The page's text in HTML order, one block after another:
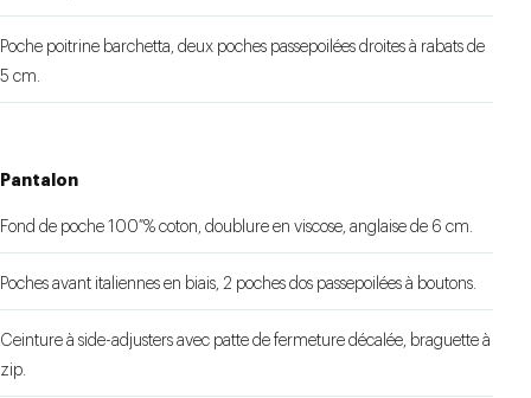
Poche poitrine barchetta, deux poches passepoilées droites à rabats de
5 cm.
Pantalon
Fond de poche 100 % coton, doublure en viscose, anglaise de 6 cm.
Poches avant italiennes en biais, 2 poches dos passepoilées à boutons.
Ceinture à side-adjusters avec patte de fermeture décalée, braguette à
zip.